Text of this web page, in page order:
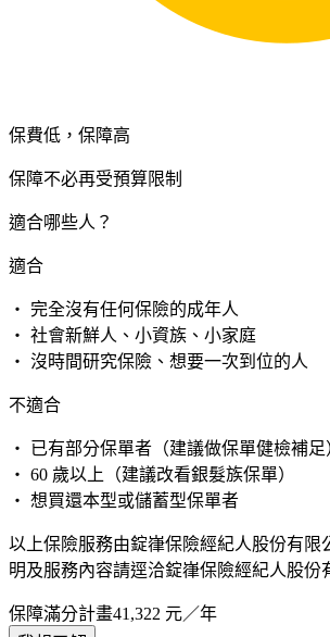
保費低，保障高
保障不必再受預算限制
適合哪些人？
適合
・ 完全沒有任何保險的成年人
・ 社會新鮮人、小資族、小家庭
・ 沒時間研究保險、想要一次到位的人
不適合
・ 已有部分保單者（建議做保單健檢補足
・ 60 歲以上（建議改看銀髮族保單）
・ 想買還本型或儲蓄型保單者
以上保險服務由錠嵂保險經紀人股份有限
明及服務內容請逕洽錠嵂保險經紀人股份
保障滿分計畫41,322 元／年